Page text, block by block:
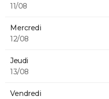
11/08
Mercredi
12/08
Jeudi
13/08
Vendredi